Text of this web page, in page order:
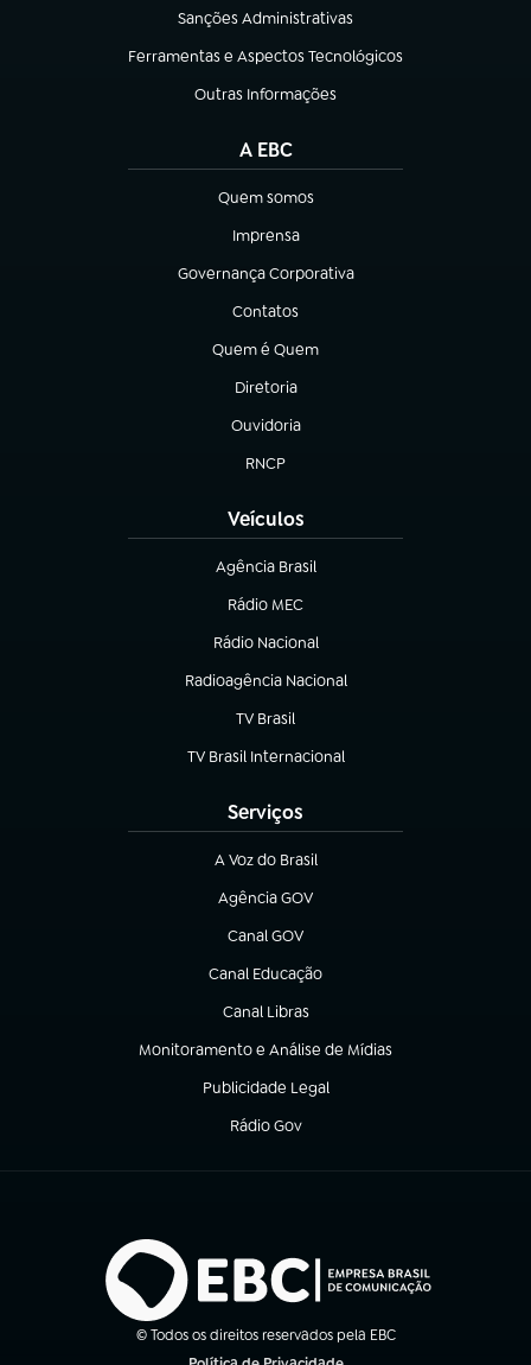
Sanções Administrativas
(abre em nova aba)
Ferramentas e Aspectos Tecnológicos
(abre em nova aba)
Outras Informações
(abre em nova aba)
A EBC
Quem somos
(abre em nova aba)
Imprensa
(abre em nova aba)
Governança Corporativa
(abre em nova aba)
Contatos
(abre em nova aba)
Quem é Quem
(abre em nova aba)
Diretoria
(abre em nova aba)
Ouvidoria
(abre em nova aba)
RNCP
(abre em nova aba)
Veículos
Agência Brasil
(abre em nova aba)
Rádio MEC
(abre em nova aba)
Rádio Nacional
Radioagência Nacional
(abre em nova aba)
TV Brasil
(abre em nova aba)
TV Brasil Internacional
(abre em nova aba)
Serviços
A Voz do Brasil
(abre em nova aba)
Agência GOV
(abre em nova aba)
Canal GOV
(abre em nova aba)
Canal Educação
(abre em nova aba)
Canal Libras
(abre em nova aba)
Monitoramento e Análise de Mídias
(abre em nova aba)
Publicidade Legal
(abre em nova aba)
Rádio Gov
(abre em nova aba)
© Todos os direitos reservados pela EBC